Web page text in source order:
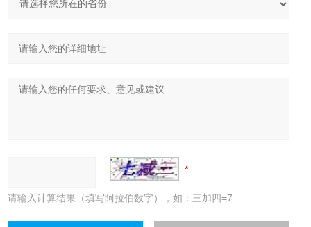
请输入计算结果（填写阿拉伯数字），如：三加四=7